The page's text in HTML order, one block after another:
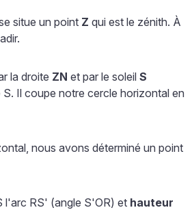
situe un point Z qui est le zénith. À
la droite ZN et par le soleil S
S. Il coupe notre cercle horizontal en
nous avons déterminé un point
l'arc RS' (angle S'OR) et hauteur